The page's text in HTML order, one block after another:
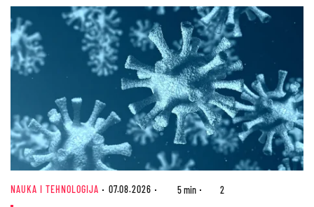
NAUKA I TEHNOLOGIJA 07.08.2026 5 min 2